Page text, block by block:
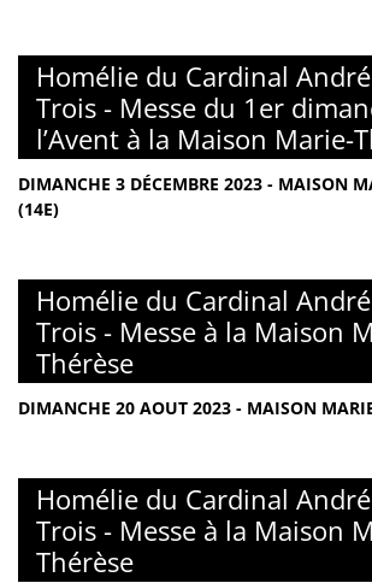
Homélie du Cardinal
Trois - Messe du 1er
l’Avent à la Maison Marie-
DIMANCHE 3 DÉCEMBRE 2023 - MAISON
(14E)
Homélie du Cardinal
Trois - Messe à la Maison
Thérèse
DIMANCHE 20 AOUT 2023 - MAISON
Homélie du Cardinal
Trois - Messe à la Maison
Thérèse